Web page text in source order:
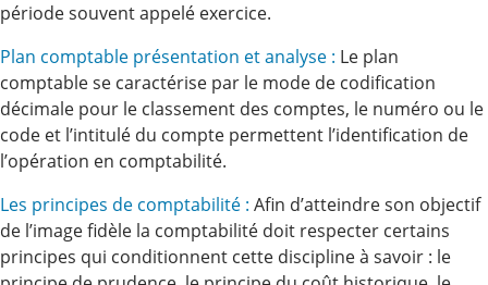
période souvent appelé exercice.
Plan comptable présentation et analyse : Le plan
comptable se caractérise par le mode de codification
décimale pour le classement des comptes, le numéro ou le
code et l’intitulé du compte permettent l’identification de
l’opération en comptabilité.
Les principes de comptabilité : Afin d’atteindre son objectif
de l’image fidèle la comptabilité doit respecter certains
principes qui conditionnent cette discipline à savoir : le